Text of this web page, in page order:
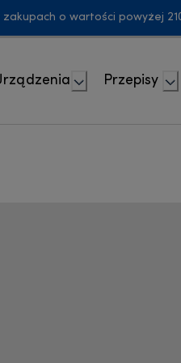
o wartości powyżej
Przepisy